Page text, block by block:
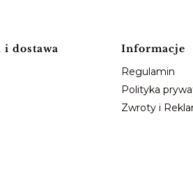
i dostawa
Informacje
Regulamin
Polityka
Zwroty i